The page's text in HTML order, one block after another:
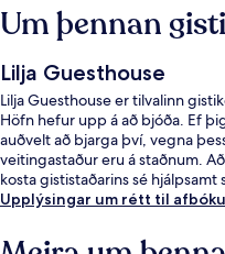
Um þennan
Lilja Guesthouse
Lilja Guesthouse er tilvalinn
Höfn hefur upp á að bjóða. Ef
auðvelt að bjarga því, vegna
veitingastaður eru á staðnum.
kosta gististaðarins sé hjálpsamt
Upplýsingar um rétt til